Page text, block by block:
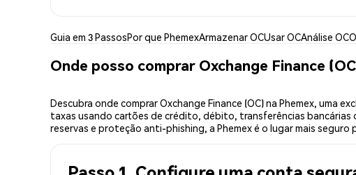
Guia em 3 PassosPor que PhemexArmazenar OCUsar OCAnálise OC
Onde posso comprar Oxchange Finance
Descubra onde comprar Oxchange Finance (OC) na Phemex, uma
taxas usando cartões de crédito, débito, transferências
reservas e proteção anti-phishing, a Phemex é o lugar mais seguro